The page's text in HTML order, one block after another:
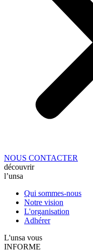
NOUS CONTACTER
découvrir
l’unsa
Qui sommes-nous
Notre vision
L'organisation
Adhérer
L'unsa vous
INFORME